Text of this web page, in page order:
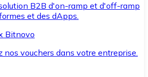
B2B d'on-ramp et d'off-ramp
et des dApps.
Bitnovo
nos vouchers dans votre entreprise.